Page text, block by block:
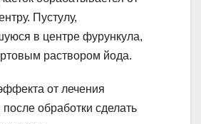
Пустулу,
в центре фурункула,
раствором йода.
от лечения
обработки сделать